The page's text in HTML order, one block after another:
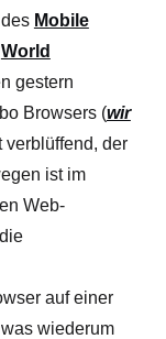
des Mobile
World
gestern
Browsers (wir
verblüffend, der
ist im
Web-
auf einer
wiederum